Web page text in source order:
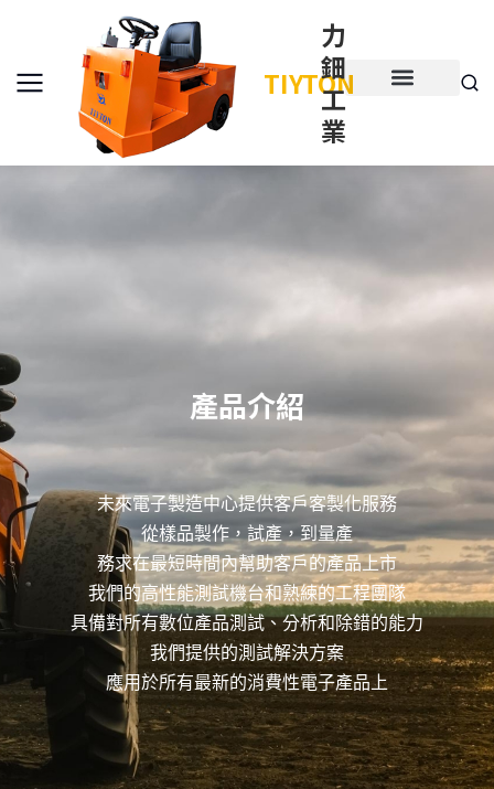
TIYTON
力
鈿
工
業
產品介紹
未來電子製造中心提供客戶客製化服務
從樣品製作，試產，到量產
務求在最短時間內幫助客戶的產品上市
我們的高性能測試機台和熟練的工程團隊
具備對所有數位產品測試、分析和除錯的能力
我們提供的測試解決方案
應用於所有最新的消費性電子產品上